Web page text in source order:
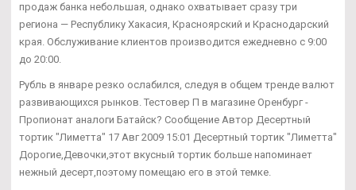
продаж банка небольшая, однако охватывает сразу три
региона — Республику Хакасия, Красноярский и Краснодарский
края. Обслуживание клиентов производится ежедневно с 9:00
до 20:00.
Рубль в январе резко ослабился, следуя в общем тренде валют
развивающихся рынков. Тестовер П в магазине Оренбург -
Пропионат аналоги Батайск? Сообщение Автор Десертный
тортик "Лиметта" 17 Авг 2009 15:01 Десертный тортик "Лиметта"
Дорогие,Девочки,этот вкусный тортик больше напоминает
нежный десерт,поэтому помещаю его в этой темке.